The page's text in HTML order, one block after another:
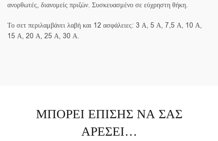
ανορθωτές, διανομείς πριζών. Συσκευασμένο σε εύχρηστη θήκη.
Το σετ περιλαμβάνει λαβή και 12 ασφάλειες: 3 Α, 5 Α, 7,5 Α, 10 Α,
15 Α, 20 Α, 25 Α, 30 Α.
ΜΠΟΡΕΊ ΕΠΊΣΗΣ ΝΑ ΣΑΣ
ΑΡΈΣΕΙ…